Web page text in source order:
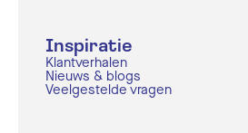
Inspiratie
Klantverhalen
Nieuws & blogs
Veelgestelde vragen